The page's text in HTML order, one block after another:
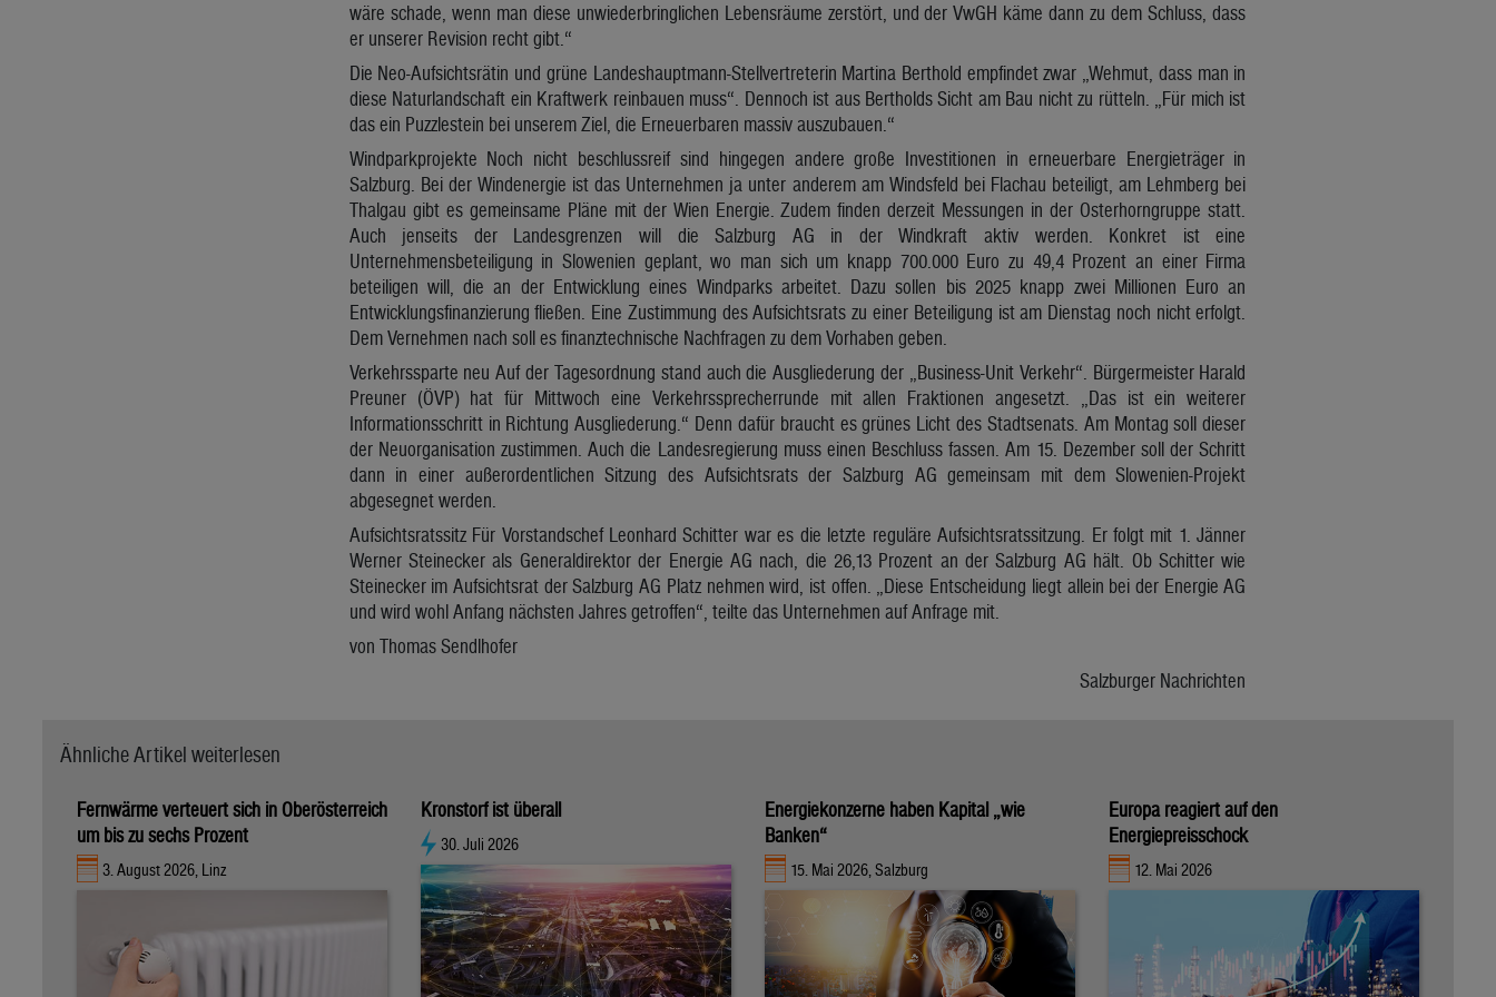
wäre schade, wenn man diese unwiederbringlichen Lebensräume zerstört, und der VwGH käme dann zu dem Schluss, dass
er unserer Revision recht gibt.“
Die Neo-Aufsichtsrätin und grüne Landeshauptmann-Stellvertreterin Martina Berthold empfindet zwar „Wehmut, dass man in
diese Naturlandschaft ein Kraftwerk reinbauen muss“. Dennoch ist aus Bertholds Sicht am Bau nicht zu rütteln. „Für mich ist
das ein Puzzlestein bei unserem Ziel, die Erneuerbaren massiv auszubauen.“
Windparkprojekte Noch nicht beschlussreif sind hingegen andere große Investitionen in erneuerbare Energieträger in
Salzburg. Bei der Windenergie ist das Unternehmen ja unter anderem am Windsfeld bei Flachau beteiligt, am Lehmberg bei
Thalgau gibt es gemeinsame Pläne mit der Wien Energie. Zudem finden derzeit Messungen in der Osterhorngruppe statt.
Auch jenseits der Landesgrenzen will die Salzburg AG in der Windkraft aktiv werden. Konkret ist eine
Unternehmensbeteiligung in Slowenien geplant, wo man sich um knapp 700.000 Euro zu 49,4 Prozent an einer Firma
beteiligen will, die an der Entwicklung eines Windparks arbeitet. Dazu sollen bis 2025 knapp zwei Millionen Euro an
Entwicklungsfinanzierung fließen. Eine Zustimmung des Aufsichtsrats zu einer Beteiligung ist am Dienstag noch nicht erfolgt.
Dem Vernehmen nach soll es finanztechnische Nachfragen zu dem Vorhaben geben.
Verkehrssparte neu Auf der Tagesordnung stand auch die Ausgliederung der „Business-Unit Verkehr“. Bürgermeister Harald
Preuner (ÖVP) hat für Mittwoch eine Verkehrssprecherrunde mit allen Fraktionen angesetzt. „Das ist ein weiterer
Informationsschritt in Richtung Ausgliederung.“ Denn dafür braucht es grünes Licht des Stadtsenats. Am Montag soll dieser
der Neuorganisation zustimmen. Auch die Landesregierung muss einen Beschluss fassen. Am 15. Dezember soll der Schritt
dann in einer außerordentlichen Sitzung des Aufsichtsrats der Salzburg AG gemeinsam mit dem Slowenien-Projekt
abgesegnet werden.
Aufsichtsratssitz Für Vorstandschef Leonhard Schitter war es die letzte reguläre Aufsichtsratssitzung. Er folgt mit 1. Jänner
Werner Steinecker als Generaldirektor der Energie AG nach, die 26,13 Prozent an der Salzburg AG hält. Ob Schitter wie
Steinecker im Aufsichtsrat der Salzburg AG Platz nehmen wird, ist offen. „Diese Entscheidung liegt allein bei der Energie AG
und wird wohl Anfang nächsten Jahres getroffen“, teilte das Unternehmen auf Anfrage mit.
von Thomas Sendlhofer
Salzburger Nachrichten
Ähnliche Artikel weiterlesen
Fernwärme verteuert sich in Oberösterreich
um bis zu sechs Prozent
3. August 2026, Linz
Kronstorf ist überall
30. Juli 2026
Energiekonzerne haben Kapital „wie
Banken“
15. Mai 2026, Salzburg
Europa reagiert auf den
Energiepreisschock
12. Mai 2026